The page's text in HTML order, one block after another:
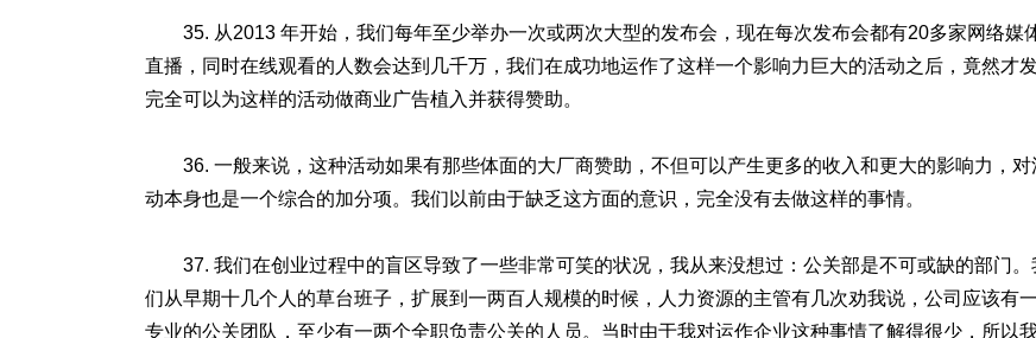
35. 从2013 年开始，我们每年至少举办一次或两次大型的发布会，现在每次发布会都有20多家网络媒
直播，同时在线观看的人数会达到几千万，我们在成功地运作了这样一个影响力巨大的活动之后，竟然才
完全可以为这样的活动做商业广告植入并获得赞助。
36. 一般来说，这种活动如果有那些体面的大厂商赞助，不但可以产生更多的收入和更大的影响力，对
动本身也是一个综合的加分项。我们以前由于缺乏这方面的意识，完全没有去做这样的事情。
37. 我们在创业过程中的盲区导致了一些非常可笑的状况，我从来没想过：公关部是不可或缺的部门。
们从早期十几个人的草台班子，扩展到一两百人规模的时候，人力资源的主管有几次劝我说，公司应该有
专业的公关团队，至少有一两个全职负责公关的人员。当时由于我对运作企业这种事情了解得很少，所以